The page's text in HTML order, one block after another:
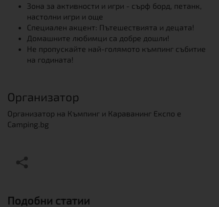
Зона за активности и игри - сърф борд, петанк,
настолни игри и още
Специален акцент: Пътешествията и децата!
Домашните любимци са добре дошли!
Не пропускайте най-голямото къмпинг събитие
на годината!
Организатор
Организатор на Къмпинг и Караванинг Експо е
Camping.bg
Подобни статии